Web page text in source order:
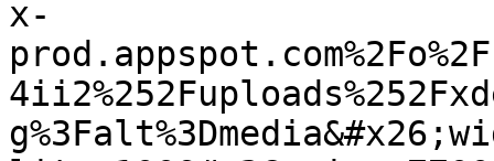
x-